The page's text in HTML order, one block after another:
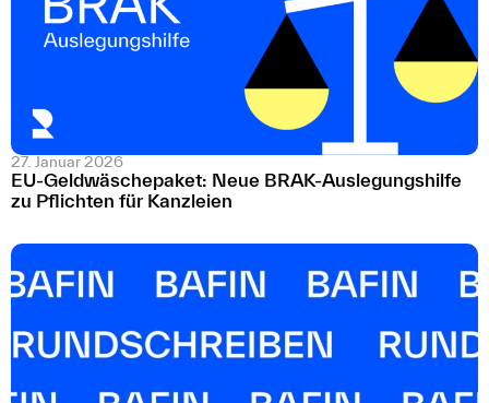
27. Januar 2026
EU-Geldwäschepaket: Neue BRAK-Auslegungshilfe
zu Pflichten für Kanzleien